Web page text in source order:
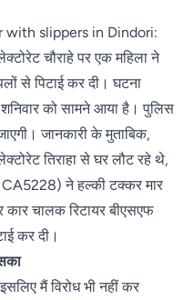
with slippers in Dindori:
चौराहे पर एक महिला ने
से पिटाई कर दी। घटना
को सामने आया है। पुलिस
जानकारी के मुताबिक,
तिराहा से घर लौट रहे थे,
ने हल्की टक्कर मार
चालक रिटायर बीएसएफ
कर दी।
मैं विरोध भी नहीं कर